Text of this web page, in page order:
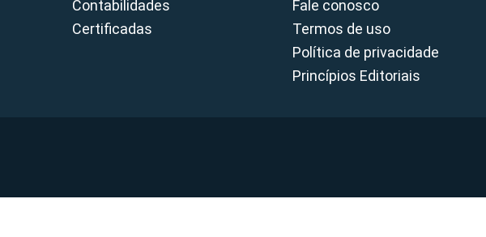
Contabilidades
Certificadas
Fale conosco
Termos de uso
Política de privacidade
Princípios Editoriais